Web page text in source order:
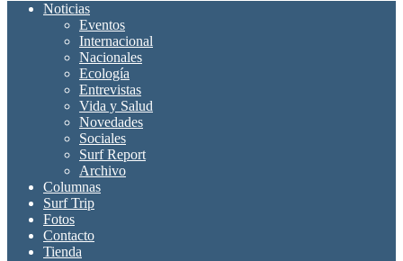
Noticias
Eventos
Internacional
Nacionales
Ecología
Entrevistas
Vida y Salud
Novedades
Sociales
Surf Report
Archivo
Columnas
Surf Trip
Fotos
Contacto
Tienda